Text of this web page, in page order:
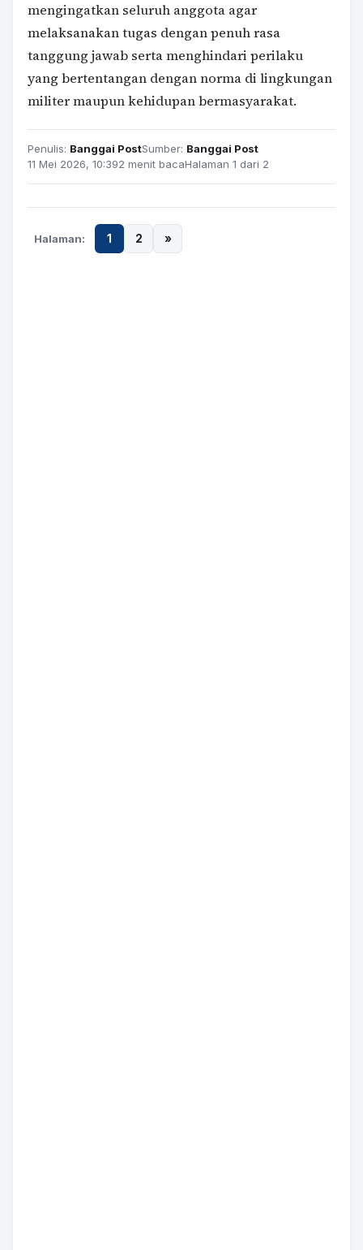
mengingatkan seluruh anggota agar
melaksanakan tugas dengan penuh rasa
tanggung jawab serta menghindari perilaku
yang bertentangan dengan norma di lingkungan
militer maupun kehidupan bermasyarakat.
Penulis: Banggai PostSumber: Banggai Post
11 Mei 2026, 10:392 menit bacaHalaman 1 dari 2
Halaman: 1 2 »